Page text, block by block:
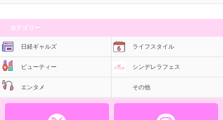
カテゴリー
日経ギャルズ ライフスタイル
ビューティー シンデレラフェス
エンタメ その他